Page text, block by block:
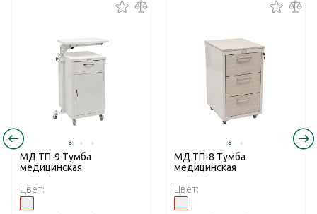
МД ТП-9 Тумба
медицинская
Цвет:
МД ТП-8 Тумба
медицинская
Цвет: